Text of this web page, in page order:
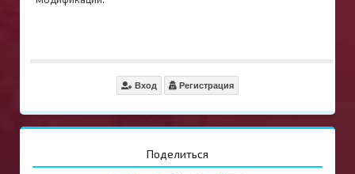
Вход Регистрация
Поделиться